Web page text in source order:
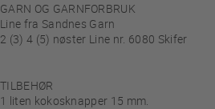
GARN OG GARNFORBRUK
Line fra Sandnes Garn
2 (3) 4 (5) nøster Line nr. 6080 Skifer
TILBEHØR
1 liten kokosknapper 15 mm.